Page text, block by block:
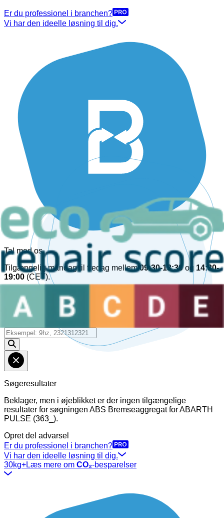
Er du professionel i branchen?
Vi har den ideelle løsning til dig.
Tal med os
Tilgængelig mandag til fredag mellem09:30-13:30og 14:30-
19:00 (CET).
Chat online!
30kg+Læs mere om -besparelser
Søgeresultater
Beklager, men i øjeblikket er der ingen tilgængelige
resultater for søgningen ABS BremseaggregatforABARTH
PULSE (363_).
Opret del advarsel
Er du professionel i branchen?
Vi har den ideelle løsning til dig.
30kg+Læs mere om CO₂-besparelser